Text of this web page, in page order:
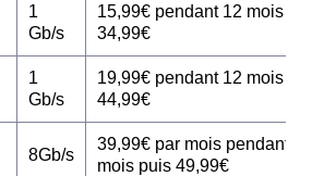
1
Gb/s
15,99€ pendant 12 mois
34,99€
1
Gb/s
19,99€ pendant 12 mois
44,99€
8Gb/s
39,99€ par mois pendant 12
mois puis 49,99€